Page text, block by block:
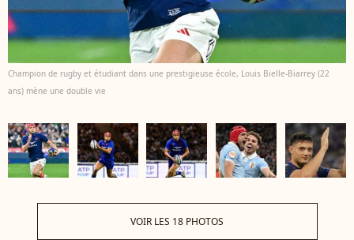
Champion de rugby et étudiant dans une prestigieuse école, Louis Bielle-Biarrey (22
ans) mène une double vie
VOIR LES 18 PHOTOS